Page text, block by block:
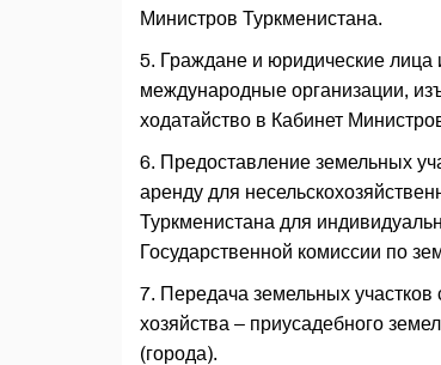
Министров Туркменистана.
5. Граждане и юридические лица
международные организации,
ходатайство в Кабинет
6. Предоставление земельных
аренду для
Туркменистана для
Государственной комиссии по
7. Передача земельных
хозяйства – приусадебного
(города).